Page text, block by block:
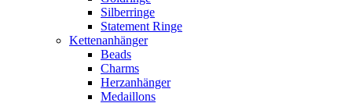
Silberringe
Statement Ringe
Kettenanhänger
Beads
Charms
Herzanhänger
Medaillons